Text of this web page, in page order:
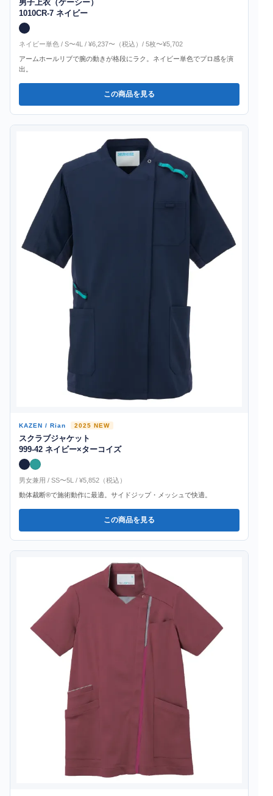
男子上衣（ケーシー）
1010CR-7 ネイビー
ネイビー単色 / S〜4L / ¥6,237〜（税込）/ 5枚〜¥5,702
アームホールリブで腕の動きが格段にラク。ネイビー単色でプロ感を演
出。
この商品を見る
KAZEN / Rian 2025 NEW
スクラブジャケット
999-42 ネイビー×ターコイズ
男女兼用 / SS〜5L / ¥5,852（税込）
動体裁断®で施術動作に最適。サイドジップ・メッシュで快適。
この商品を見る